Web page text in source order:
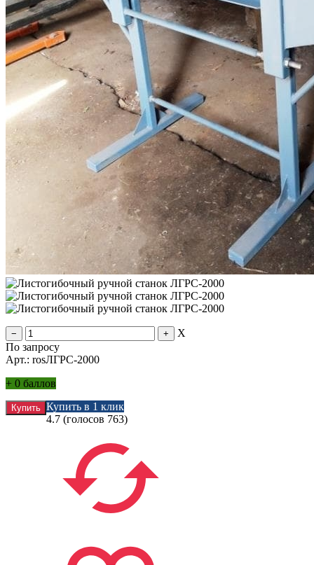
X
По запросу
Арт.: rosЛГРС-2000
+ 0 баллов
Купить в 1 клик
4.7 (голосов 763)